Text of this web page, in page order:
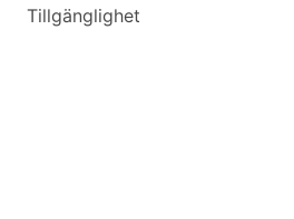
Tillgänglighet